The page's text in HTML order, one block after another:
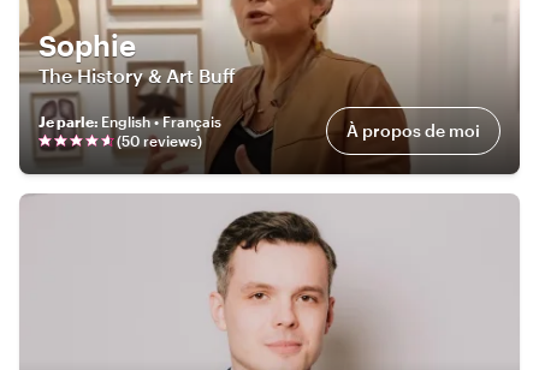
Sophie
The History & Art Buff
Je parle: English • Français
(50 reviews) À propos de moi